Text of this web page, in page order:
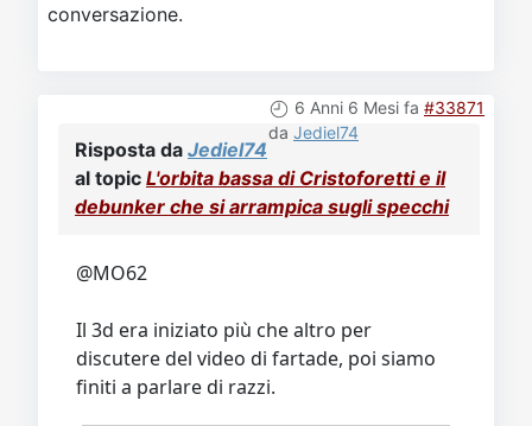
conversazione.
6 Anni 6 Mesi fa #33871
da Jediel74
Risposta da Jediel74
al topic L'orbita bassa di Cristoforetti e il
debunker che si arrampica sugli specchi
@MO62
Il 3d era iniziato più che altro per
discutere del video di fartade, poi siamo
finiti a parlare di razzi.